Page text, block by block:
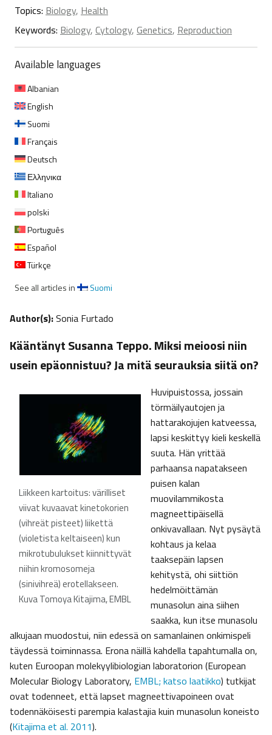
Topics: Biology, Health
Keywords: Biology, Cytology, Genetics, Reproduction
Available languages
Albanian
English
Suomi
Français
Deutsch
Ελληνικα
Italiano
polski
Português
Español
Türkçe
See all articles in
Suomi
Author(s):Sonia Furtado
Kääntänyt Susanna Teppo. Miksi meioosi niin
usein epäonnistuu? Ja mitä seurauksia siitä on?
Liikkeen kartoitus: värilliset
viivat kuvaavat kinetokorien
(vihreät pisteet) liikettä
(violetista keltaiseen) kun
mikrotubulukset kiinnittyvät
niihin kromosomeja
(sinivihreä) erotellakseen.
Kuva Tomoya Kitajima, EMBL
Huvipuistossa, jossain
törmäilyautojen ja
hattarakojujen katveessa,
lapsi keskittyy kieli keskellä
suuta. Hän yrittää
parhaansa napatakseen
puisen kalan
muovilammikosta
magneettipäisellä
onkivavallaan. Nyt pysäytä
kohtaus ja kelaa
taaksepäin lapsen
kehitystä, ohi siittiön
hedelmöittämän
munasolun aina siihen
saakka, kun itse munasolu
alkujaan muodostui, niin edessä on samanlainen onkimispeli
täydessä toiminnassa. Erona näillä kahdella tapahtumalla on,
kuten Euroopan molekyylibiologian laboratorion (European
Molecular Biology Laboratory, EMBL; katso laatikko) tutkijat
ovat todenneet, että lapset magneettivapoineen ovat
todennäköisesti parempia kalastajia kuin munasolun koneisto
(Kitajima et al. 2011).